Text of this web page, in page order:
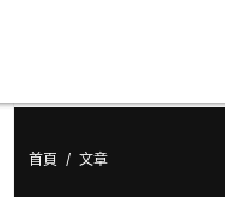
首頁 / 文章